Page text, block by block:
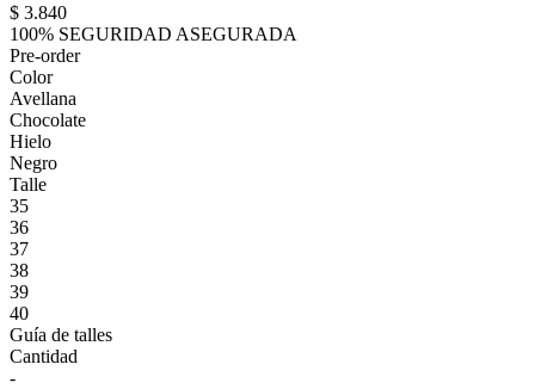
$ 3.840
100% SEGURIDAD ASEGURADA
Pre-order
Color
Avellana
Chocolate
Hielo
Negro
Talle
35
36
37
38
39
40
Guía de talles
Cantidad
-